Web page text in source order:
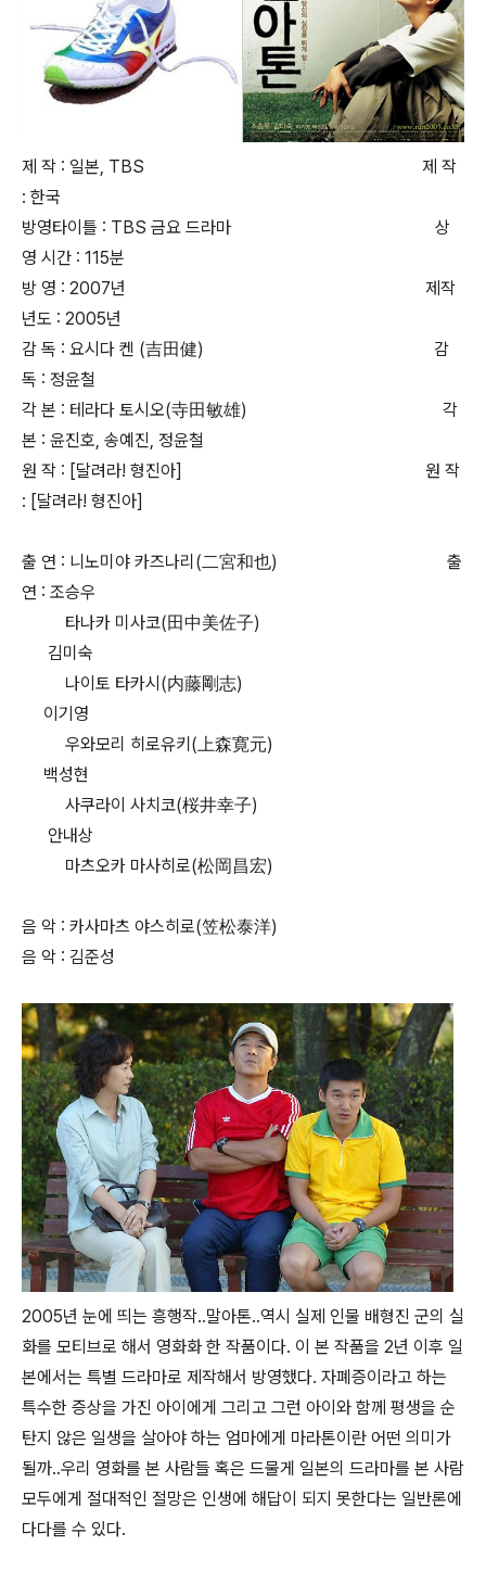
제 작 : 일본, TBS 제 작
: 한국
방영타이틀 : TBS 금요 드라마 상
영 시간 : 115분
방 영 : 2007년 제작
년도 : 2005년
감 독 : 요시다 켄 (吉田健) 감
독 : 정윤철
각 본 : 테라다 토시오(寺田敏雄) 각
본 : 윤진호, 송예진, 정윤철
원 작 : [달려라! 형진아] 원 작
: [달려라! 형진아]
출 연 : 니노미야 카즈나리(二宮和也) 출
연 : 조승우
타나카 미사코(田中美佐子)
김미숙
나이토 타카시(内藤剛志)
이기영
우와모리 히로유키(上森寛元)
백성현
사쿠라이 사치코(桜井幸子)
안내상
마츠오카 마사히로(松岡昌宏)
음 악 : 카사마츠 야스히로(笠松泰洋)
음 악 : 김준성
2005년 눈에 띄는 흥행작..말아톤..역시 실제 인물 배형진 군의 실
화를 모티브로 해서 영화화 한 작품이다. 이 본 작품을 2년 이후 일
본에서는 특별 드라마로 제작해서 방영했다. 자폐증이라고 하는
특수한 증상을 가진 아이에게 그리고 그런 아이와 함께 평생을 순
탄지 않은 일생을 살아야 하는 엄마에게 마라톤이란 어떤 의미가
될까..우리 영화를 본 사람들 혹은 드물게 일본의 드라마를 본 사람
모두에게 절대적인 절망은 인생에 해답이 되지 못한다는 일반론에
다다를 수 있다.